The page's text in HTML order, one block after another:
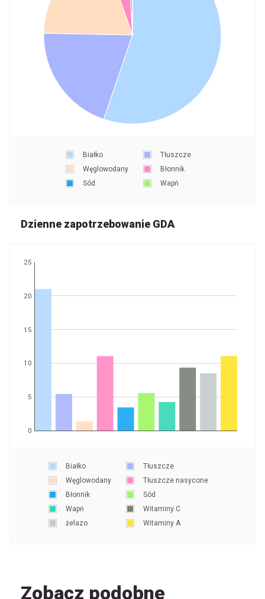
Białko
Tłuszcze
Węglowodany
Błonnik
Sód
Wapń
Dzienne zapotrzebowanie GDA
0
5
10
15
20
25
Białko
Tłuszcze
Węglowodany
Tłuszcze nasycone
Błonnik
Sód
Wapń
Witaminy C
żelazo
Witaminy A
Zobacz podobne